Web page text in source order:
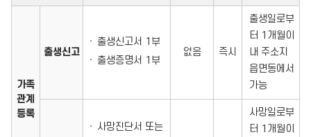
가족
관계
등록
출생신고
출생신고서 1부
출생증명서 1부
없음 즉시
출생일로부
터 1개월이
내 주소지
읍면동에서
가능
사망진단서 또는
사망일로부
터 1개월이